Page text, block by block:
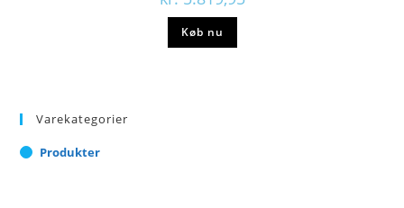
Køb nu
Varekategorier
Produkter